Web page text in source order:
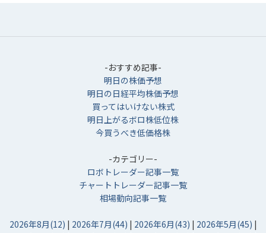
-おすすめ記事-
明日の株価予想
明日の日経平均株価予想
買ってはいけない株式
明日上がるボロ株低位株
今買うべき低価格株
-カテゴリー-
ロボトレーダー記事一覧
チャートトレーダー記事一覧
相場動向記事一覧
2026年8月(12) | 2026年7月(44) | 2026年6月(43) | 2026年5月(45) |